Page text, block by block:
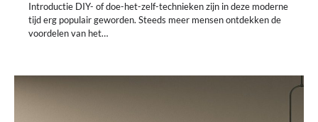
Introductie DIY- of doe-het-zelf-technieken zijn in deze moderne
tijd erg populair geworden. Steeds meer mensen ontdekken de
voordelen van het…